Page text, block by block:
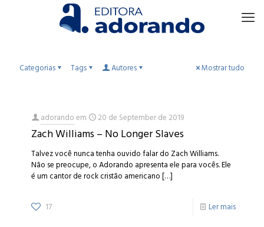
Categorias Tags Autores Mostrar tudo
adorandoem 20 de September de 2019
Zach Williams – No Longer Slaves
Talvez você nunca tenha ouvido falar do Zach Williams.
Não se preocupe, o Adorando apresenta ele para vocês. Ele
é um cantor de rock cristão americano[…]
17 Ler mais